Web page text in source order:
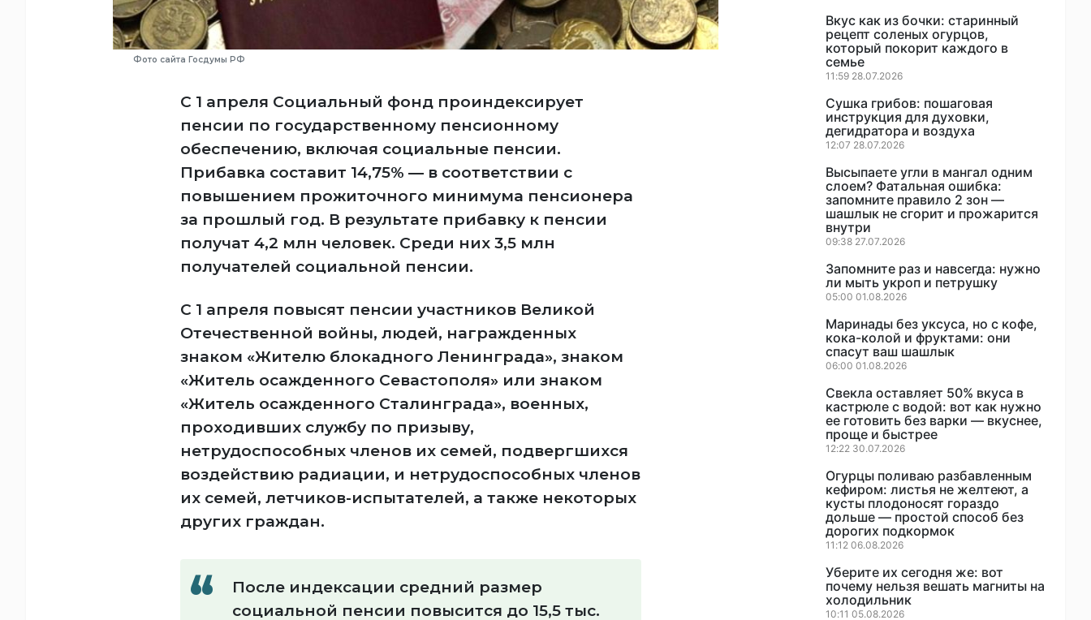
Фото сайта Госдумы РФ
С 1 апреля Социальный фонд проиндексирует
пенсии по государственному пенсионному
обеспечению, включая социальные пенсии.
Прибавка составит 14,75% — в соответствии с
повышением прожиточного минимума пенсионера
за прошлый год. В результате прибавку к пенсии
получат 4,2 млн человек. Среди них 3,5 млн
получателей социальной пенсии.
С 1 апреля повысят пенсии участников Великой
Отечественной войны, людей, награжденных
знаком «Жителю блокадного Ленинграда», знаком
«Житель осажденного Севастополя» или знаком
«Житель осажденного Сталинграда», военных,
проходивших службу по призыву,
нетрудоспособных членов их семей, подвергшихся
воздействию радиации, и нетрудоспособных членов
их семей, летчиков-испытателей, а также некоторых
других граждан.
После индексации средний размер
социальной пенсии повысится до 15,5 тыс.
Вкус как из бочки: старинный
рецепт соленых огурцов,
который покорит каждого в
семье
11:59 28.07.2026
Сушка грибов: пошаговая
инструкция для духовки,
дегидратора и воздуха
12:07 28.07.2026
Высыпаете угли в мангал одним
слоем? Фатальная ошибка:
запомните правило 2 зон —
шашлык не сгорит и прожарится
внутри
09:38 27.07.2026
Запомните раз и навсегда: нужно
ли мыть укроп и петрушку
05:00 01.08.2026
Маринады без уксуса, но с кофе,
кока-колой и фруктами: они
спасут ваш шашлык
06:00 01.08.2026
Свекла оставляет 50% вкуса в
кастрюле с водой: вот как нужно
ее готовить без варки — вкуснее,
проще и быстрее
12:22 30.07.2026
Огурцы поливаю разбавленным
кефиром: листья не желтеют, а
кусты плодоносят гораздо
дольше — простой способ без
дорогих подкормок
11:12 06.08.2026
Уберите их сегодня же: вот
почему нельзя вешать магниты на
холодильник
10:11 05.08.2026